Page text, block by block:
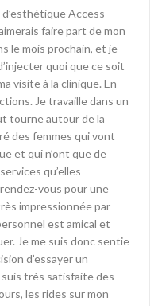
d’esthétique Access
faire part de mon
le mois prochain, et je
quoi que ce soit
visite à la clinique. En
Je travaille dans un
tourne autour de la
des femmes qui vont
et qui n’ont que de
qu’elles
vous pour une
impressionnée par
est amical et
Je me suis donc sentie
d’essayer un
très satisfaite des
les rides sur mon